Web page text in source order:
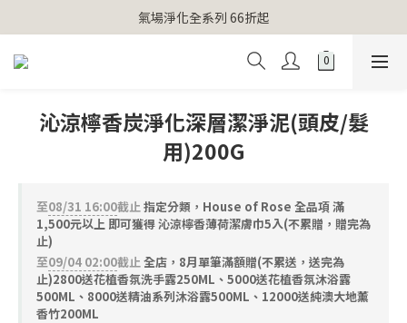
【官網獨家】首次消費 不限金額 即送 香遇熊超人行李吊牌
氣場淨化全系列 66折起
【官網獨家】首次消費 不限金額 即送 香遇熊超人行李吊牌
沁涼檸香炭淨化深層潔淨泥(頭皮/髮
用)200G
至08/31 16:00截止指定分類，House of Rose 全品項 滿
1,500元以上 即可獲得 沁涼檸香薄荷潔膚巾5入(不累贈，贈完為
止)
至09/04 02:00截止全店，8月單筆滿額贈(不累送，送完為
止)2800送花植香氛洗手露250ML、5000送花植香氛沐浴露
500ML、8000送精油系列沐浴露500ML、12000送純澳大地薰
香竹200ML